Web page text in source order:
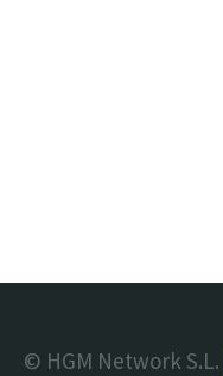
© HGM Network S.L.